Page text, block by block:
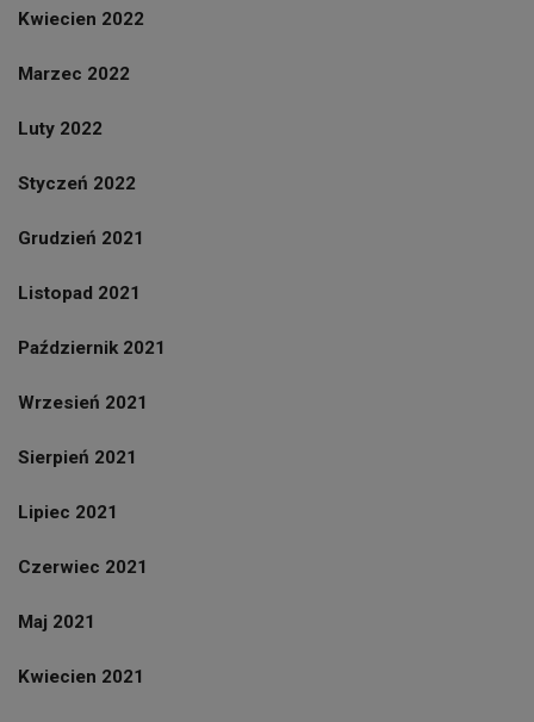
Kwiecien 2022
Marzec 2022
Luty 2022
Styczeń 2022
Grudzień 2021
Listopad 2021
Październik 2021
Wrzesień 2021
Sierpień 2021
Lipiec 2021
Czerwiec 2021
Maj 2021
Kwiecien 2021